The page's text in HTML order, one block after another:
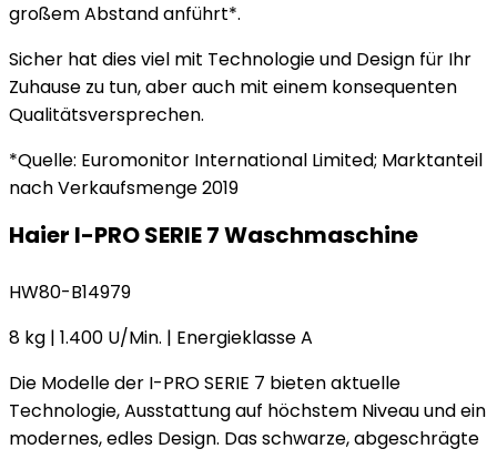
großem Abstand anführt*.
Sicher hat dies viel mit Technologie und Design für Ihr
Zuhause zu tun, aber auch mit einem konsequenten
Qualitätsversprechen.
*Quelle: Euromonitor International Limited; Marktanteil
nach Verkaufsmenge 2019
Haier I-PRO SERIE 7 Waschmaschine
HW80-B14979
8 kg | 1.400 U/Min. | Energieklasse A
Die Modelle der I-PRO SERIE 7 bieten aktuelle
Technologie, Ausstattung auf höchstem Niveau und ein
modernes, edles Design. Das schwarze, abgeschrägte